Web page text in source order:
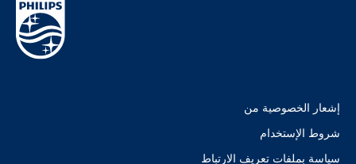
إشعار الخصوصية من
شروط الإستخدام
سياسة بملفات تعريف الارتباط